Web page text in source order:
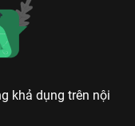
khả dụng trên nội